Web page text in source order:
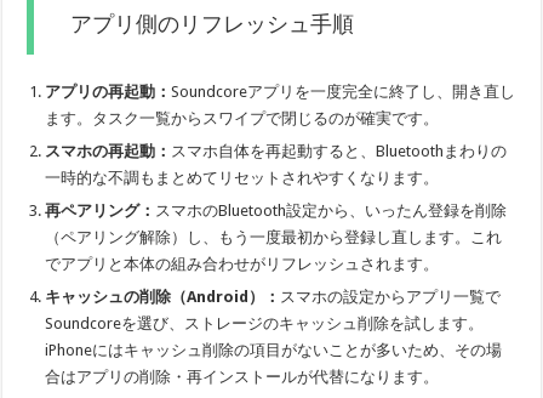
アプリ側のリフレッシュ手順
アプリの再起動：Soundcoreアプリを一度完全に終了し、開き直し
ます。タスク一覧からスワイプで閉じるのが確実です。
スマホの再起動： スマホ自体を再起動すると、Bluetoothまわりの
一時的な不調もまとめてリセットされやすくなります。
再ペアリング： スマホのBluetooth設定から、いったん登録を削除
（ペアリング解除）し、もう一度最初から登録し直します。これ
でアプリと本体の組み合わせがリフレッシュされます。
キャッシュの削除（Android）： スマホの設定からアプリ一覧で
Soundcoreを選び、ストレージのキャッシュ削除を試します。
iPhoneにはキャッシュ削除の項目がないことが多いため、その場
合はアプリの削除・再インストールが代替になります。